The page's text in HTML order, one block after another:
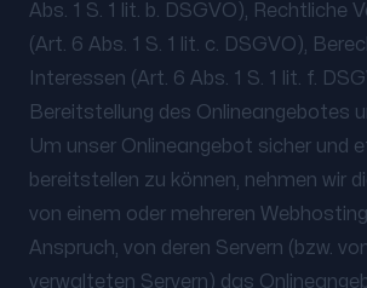
Abs. 1 S. 1 lit. b. DSGVO), Rechtliche
(Art. 6 Abs. 1 S. 1 lit. c. DSGVO),
Interessen (Art. 6 Abs. 1 S. 1 lit. f.
Bereitstellung des Onlineangebotes
Um unser Onlineangebot sicher und
bereitstellen zu können, nehmen wir
von einem oder mehreren
Anspruch, von deren Servern (bzw.
verwalteten Servern) das